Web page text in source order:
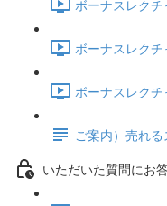
ボーナスレク
ボーナスレク
ボーナスレク
ご案内）売れ
いただいた質問にお